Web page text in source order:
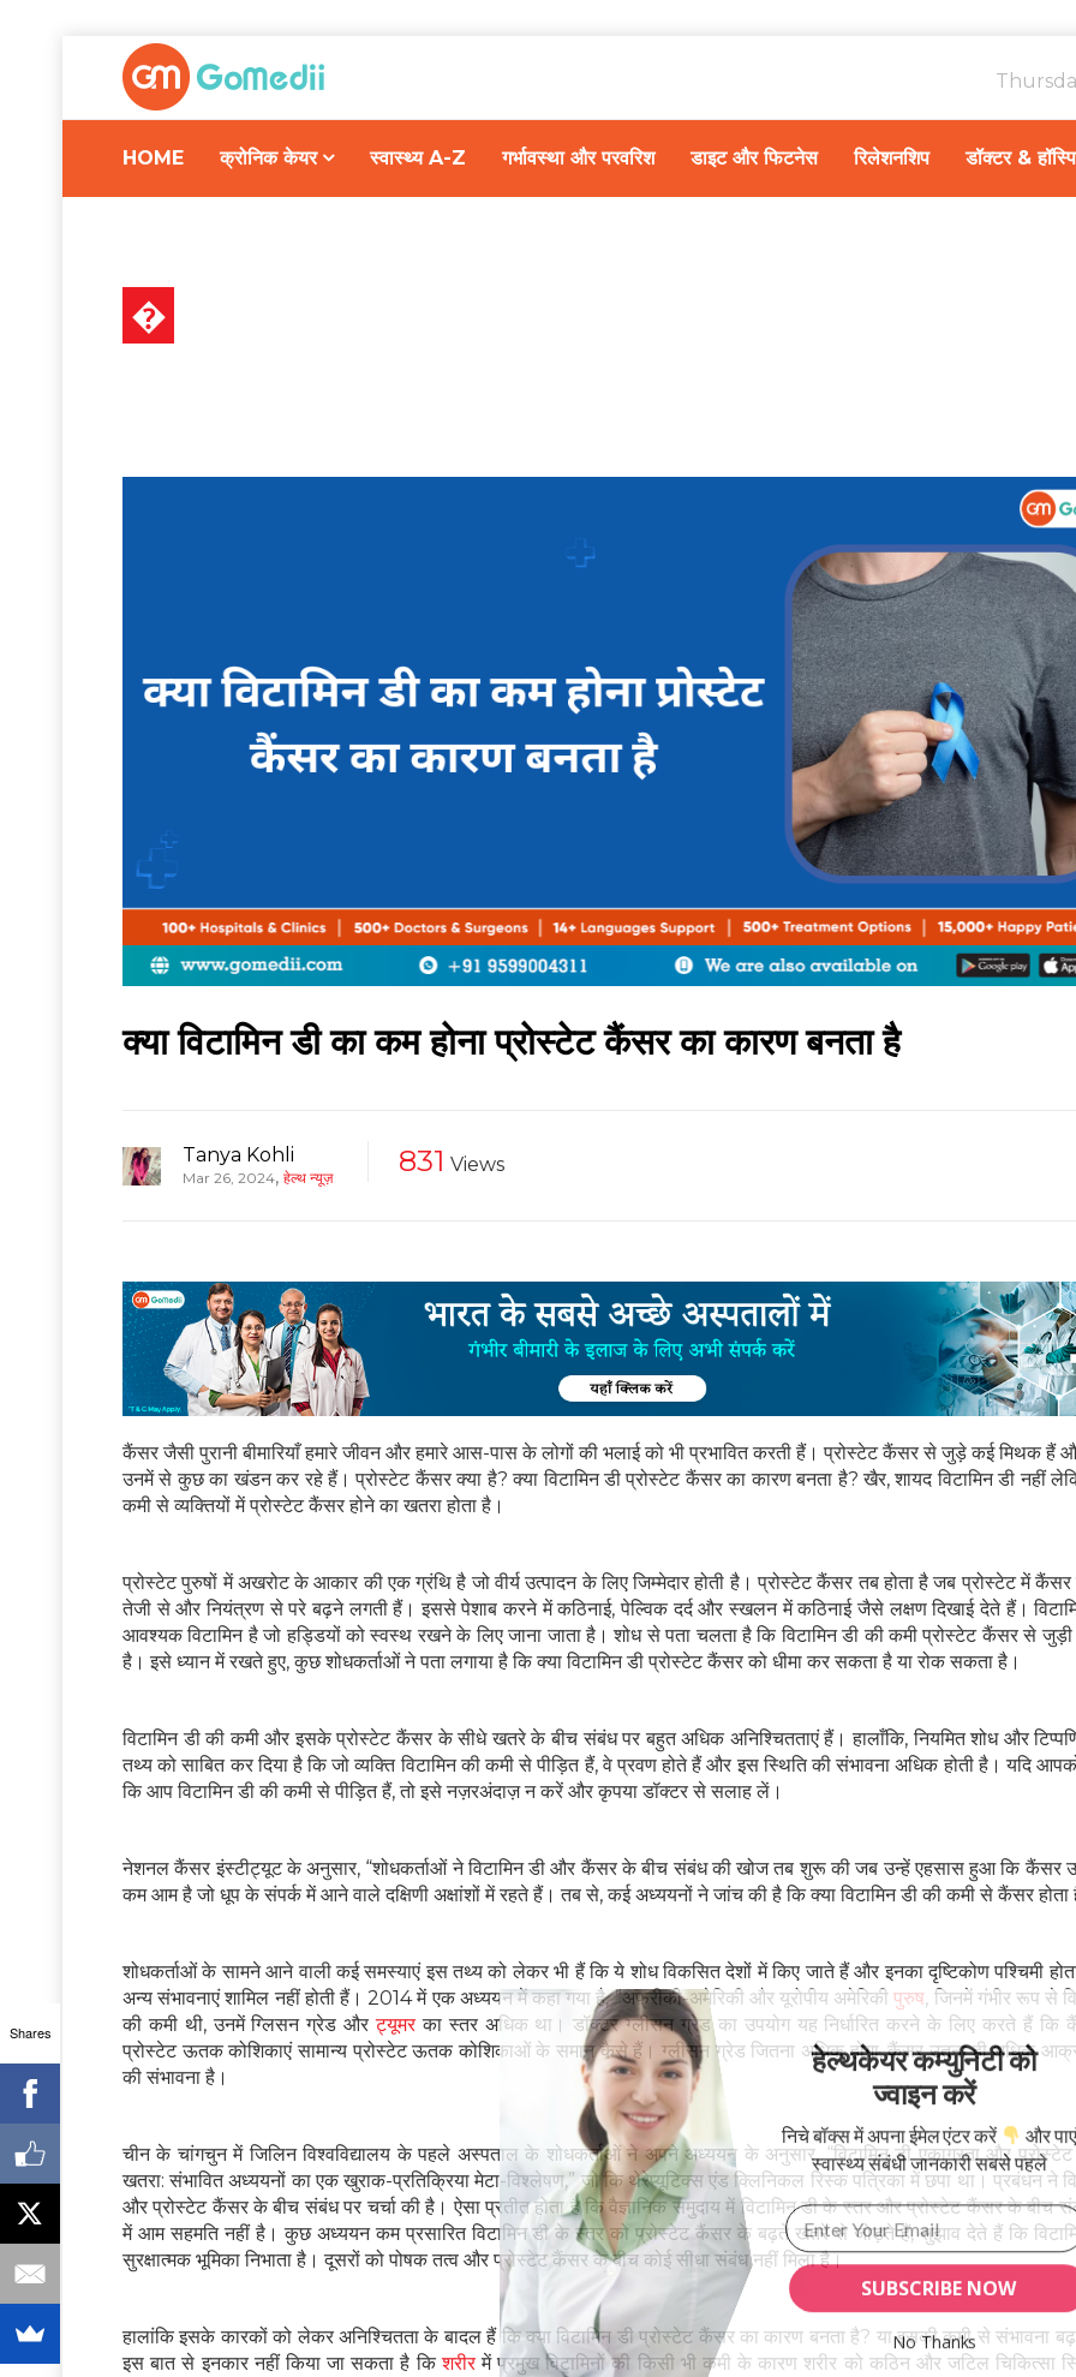
HOME क्रोनिक केयर स्वास्थ्य A-Z गर्भावस्था और परवरिश डाइट और फिटनेस रिलेशनशिप डॉक्टर &
�
क्या विटामिन डी का कम होना प्रोस्टेट कैंसर का कारण बनता है
Tanya Kohli
Mar 26, 2024, हेल्थ न्यूज़ 831 Views
कैंसर जैसी पुरानी बीमारियाँ हमारे जीवन और हमारे आस-पास के लोगों की भलाई को भी प्रभावित करती हैं। प्रोस्टेट कैंसर से जुड़े कई मिथक हैं
उनमें से कुछ का खंडन कर रहे हैं। प्रोस्टेट कैंसर क्या है? क्या विटामिन डी प्रोस्टेट कैंसर का कारण बनता है? खैर, शायद विटामिन डी नहीं
कमी से व्यक्तियों में प्रोस्टेट कैंसर होने का खतरा होता है।
प्रोस्टेट पुरुषों में अखरोट के आकार की एक ग्रंथि है जो वीर्य उत्पादन के लिए जिम्मेदार होती है। प्रोस्टेट कैंसर तब होता है जब प्रोस्टेट में कैंसर
तेजी से और नियंत्रण से परे बढ़ने लगती हैं। इससे पेशाब करने में कठिनाई, पेल्विक दर्द और स्खलन में कठिनाई जैसे लक्षण दिखाई देते हैं।
आवश्यक विटामिन है जो हड्डियों को स्वस्थ रखने के लिए जाना जाता है। शोध से पता चलता है कि विटामिन डी की कमी प्रोस्टेट कैंसर से
है। इसे ध्यान में रखते हुए, कुछ शोधकर्ताओं ने पता लगाया है कि क्या विटामिन डी प्रोस्टेट कैंसर को धीमा कर सकता है या रोक सकता है।
विटामिन डी की कमी और इसके प्रोस्टेट कैंसर के सीधे खतरे के बीच संबंध पर बहुत अधिक अनिश्चितताएं हैं। हालाँकि, नियमित शोध और
तथ्य को साबित कर दिया है कि जो व्यक्ति विटामिन की कमी से पीड़ित हैं, वे प्रवण होते हैं और इस स्थिति की संभावना अधिक होती है। यदि
कि आप विटामिन डी की कमी से पीड़ित हैं, तो इसे नज़रअंदाज़ न करें और कृपया डॉक्टर से सलाह लें।
नेशनल कैंसर इंस्टीट्यूट के अनुसार, “शोधकर्ताओं ने विटामिन डी और कैंसर के बीच संबंध की खोज तब शुरू की जब उन्हें एहसास हुआ कि कैंसर
कम आम है जो धूप के संपर्क में आने वाले दक्षिणी अक्षांशों में रहते हैं। तब से, कई अध्ययनों ने जांच की है कि क्या विटामिन डी की कमी से कैंसर होता
शोधकर्ताओं के सामने आने वाली कई समस्याएं इस तथ्य को लेकर भी हैं कि ये शोध विकसित देशों में किए जाते हैं और इनका दृष्टिकोण पश्चिमी
अन्य संभावनाएं शामिल नहीं होती हैं। 2014 में एक अध्ययन में कहा गया है, ”अफ्रीकी-अमेरिकी और यूरोपीय अमेरिकीपुरुष, जिनमें गंभीर रूप से
की कमी थी, उनमें ग्लिसन ग्रेड औरट्यूमरका स्तर अधिक था। डॉक्टर ग्लीसन ग्रेड का उपयोग यह निर्धारित करने के लिए करते हैं कि
प्रोस्टेट ऊतक कोशिकाएं सामान्य प्रोस्टेट ऊतक कोशिकाओं के समान कैसे हैं। ग्लीसन ग्रेड जितना अधिक होगा, कैंसर उतना ही अधिक
की संभावना है।
चीन के चांगचुन में जिलिन विश्वविद्यालय के पहले अस्पताल के शोधकर्ताओं ने अपने अध्ययन के अनुसार, “विटामिन डी एकाग्रता और
खतरा: संभावित अध्ययनों का एक खुराक-प्रतिक्रिया मेटा-विश्लेषण,” जो कि थेरेप्यूटिक्स एंड क्लिनिकल रिस्क पत्रिका में छपा था। प्रबंधन ने
और प्रोस्टेट कैंसर के बीच संबंध पर चर्चा की है। ऐसा प्रतीत होता है कि वैज्ञानिक समुदाय में विटामिन डी के स्तर और प्रोस्टेट कैंसर के बीच
में आम सहमति नहीं है। कुछ अध्ययन कम प्रसारित विटामिन डी के स्तर को प्रोस्टेट कैंसर के बढ़ते खतरे से जोड़ते हैं, सुझाव देते हैं कि
सुरक्षात्मक भूमिका निभाता है। दूसरों को पोषक तत्व और प्रोस्टेट कैंसर के बीच कोई सीधा संबंध नहीं मिला है।
हालांकि इसके कारकों को लेकर अनिश्चितता के बादल हैं कि क्या विटामिन डी प्रोस्टेट कैंसर का कारण बनता है? या इसकी कमी से संभावना
इस बात से इनकार नहीं किया जा सकता है किशरीरमें प्रमुख विटामिनों की किसी भी कमी के कारण शरीर को कठिन और जटिल चिकित्सा
Shares
SUBSCRIBE NOW
हेल्थकेयर कम्युनिटी को
ज्वाइन करें
निचे बॉक्स में अपना ईमेल एंटर करें
और
स्वास्थ्य संबंधी जानकारी सबसे पहले
No Thanks